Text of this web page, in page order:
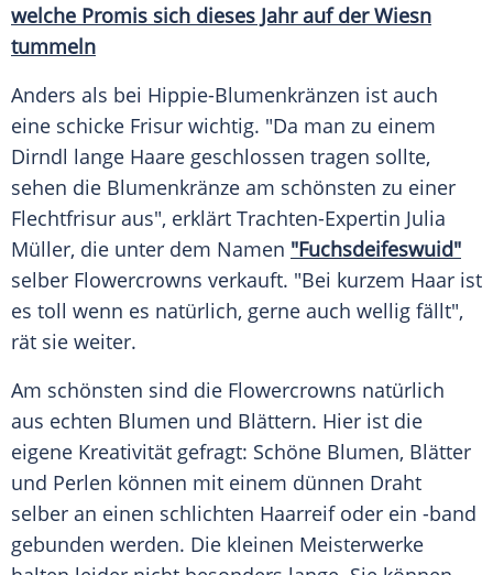
welche Promis sich dieses Jahr auf derWiesn
tummeln
Anders als bei Hippie-Blumenkränzen ist auch
eine schicke Frisur wichtig. "Da man zu einem
Dirndl lange Haare geschlossen tragen sollte,
sehen die Blumenkränze am schönsten zu einer
Flechtfrisur aus", erklärt Trachten-Expertin Julia
Müller, die unter dem Namen "Fuchsdeifeswuid"
selber Flowercrowns verkauft. "Bei kurzem Haar ist
es toll wenn es natürlich, gerne auch wellig fällt",
rät sie weiter.
Am schönsten sind die Flowercrowns natürlich
aus echten Blumen und Blättern. Hier ist die
eigene Kreativität gefragt: Schöne Blumen, Blätter
und Perlen können mit einem dünnen Draht
selber an einen schlichten Haarreifoder ein -band
gebunden werden. Die kleinen Meisterwerke